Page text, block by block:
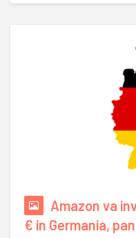
Amazon va
€ in Germania,